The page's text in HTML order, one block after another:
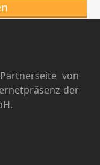
von
der